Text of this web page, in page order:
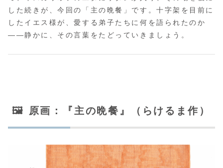
した続きが、今回の「主の晩餐」です。十字架を目前に
したイエス様が、愛する弟子たちに何を語られたのか
――静かに、その言葉をたどっていきましょう。
🖼️ 原画：『主の晩餐』（らけるま作）